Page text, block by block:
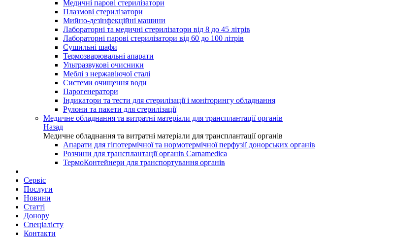
Медичні парові стерилізатори
Плазмові стерилізатори
Мийно-дезінфекційні машини
Лабораторні та медичні стерилізатори від 8 до 45 літрів
Лабораторні парові стерилізатори від 60 до 100 літрів
Сушильні шафи
Термозварювальні апарати
Ультразвукові очисники
Меблі з нержавіючої сталі
Системи очищення води
Парогенератори
Індикатори та тести для стерилізації і моніторингу обладнання
Рулони та пакети для стерилізації
Медичне обладнання та витратні матеріали для трансплантації органів
Назад
Медичне обладнання та витратні матеріали для трансплантації органів
Апарати для гіпотермічної та нормотермічної перфузії донорських органів
Розчини для трансплантації органів Carnamedica
ТермоКонтейнери для транспортування органів
Сервіс
Послуги
Новини
Статті
Донору
Спеціалісту
Контакти